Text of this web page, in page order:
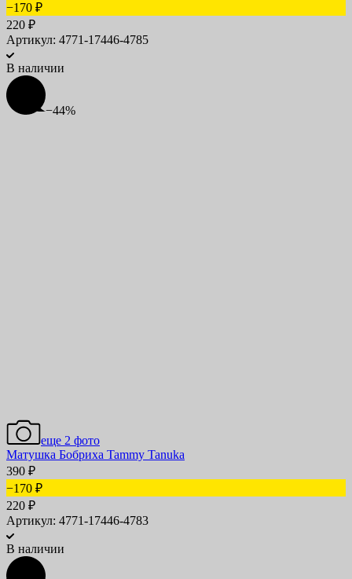
−170 ₽
220 ₽
Артикул: 4771-17446-4785
В наличии
−44%
еще 2 фото
Матушка Бобриха Tammy Tanuka
390 ₽
−170 ₽
220 ₽
Артикул: 4771-17446-4783
В наличии